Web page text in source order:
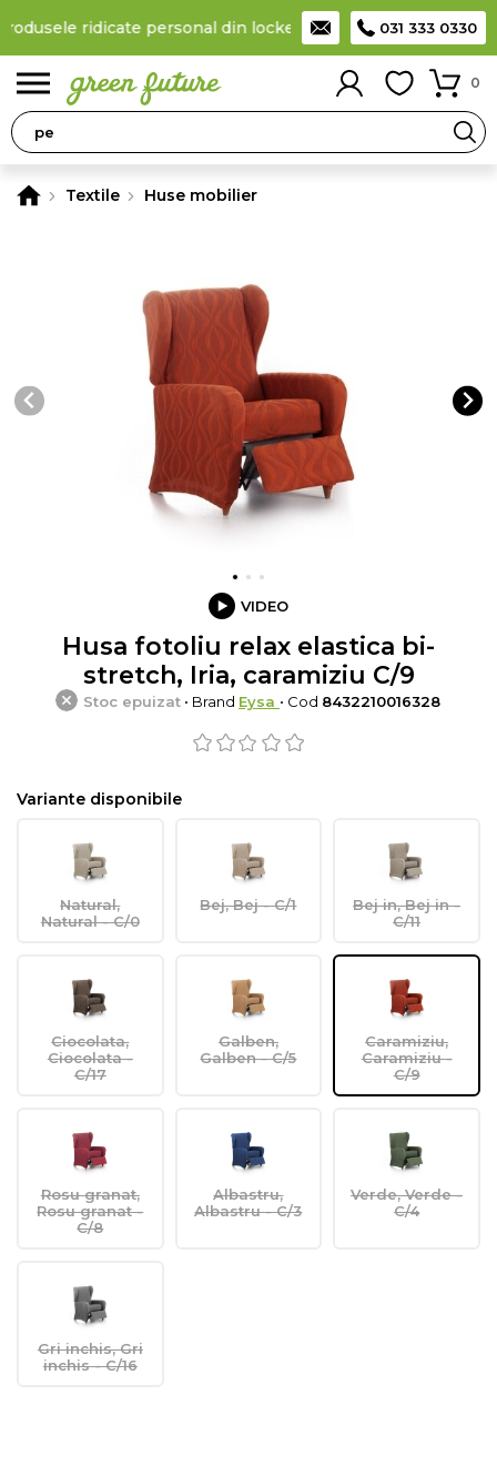
ridicate personal din locker Taxă de livrare 11,99 Lei
031 333 0330
0
Textile Huse mobilier
VIDEO
Husa fotoliu relax elastica bi-
stretch, Iria, caramiziu C/9
Stoc epuizat • Brand Eysa • Cod 8432210016328
Variante disponibile
Natural,
Natural - C/0
Bej, Bej - C/1
Bej in, Bej in -
C/11
Ciocolata,
Ciocolata -
C/17
Galben,
Galben - C/5
Caramiziu,
Caramiziu -
C/9
Rosu granat,
Rosu granat -
C/8
Albastru,
Albastru - C/3
Verde, Verde -
C/4
Gri inchis, Gri
inchis - C/16